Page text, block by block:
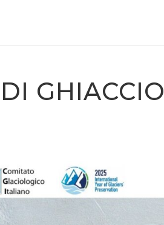
GHIACCIO